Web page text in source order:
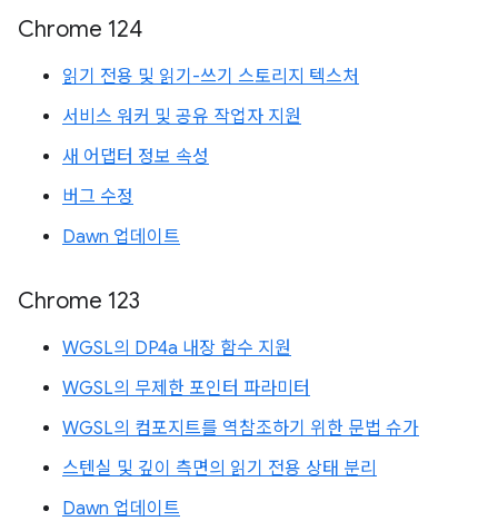
Chrome 124
읽기 전용 및 읽기-쓰기 스토리지 텍스처
서비스 워커 및 공유 작업자 지원
새 어댑터 정보 속성
버그 수정
Dawn 업데이트
Chrome 123
WGSL의 DP4a 내장 함수 지원
WGSL의 무제한 포인터 파라미터
WGSL의 컴포지트를 역참조하기 위한 문법 슈가
스텐실 및 깊이 측면의 읽기 전용 상태 분리
Dawn 업데이트